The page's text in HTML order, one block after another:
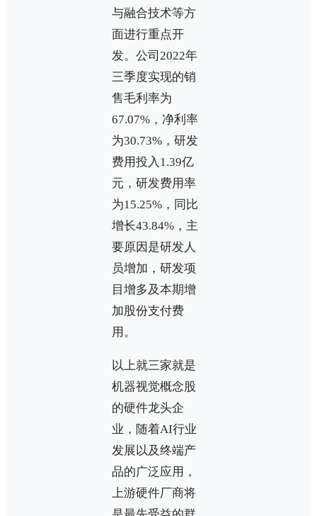
与融合技术等方
面进行重点开
发。公司2022年
三季度实现的销
售毛利率为
67.07%，净利率
为30.73%，研发
费用投入1.39亿
元，研发费用率
为15.25%，同比
增长43.84%，主
要原因是研发人
员增加，研发项
目增多及本期增
加股份支付费
用。
以上就三家就是
机器视觉概念股
的硬件龙头企
业，随着AI行业
发展以及终端产
品的广泛应用，
上游硬件厂商将